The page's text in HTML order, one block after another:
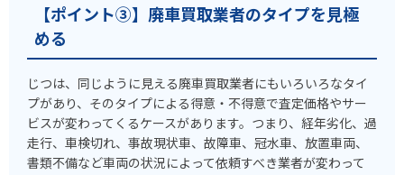
【ポイント③】廃車買取業者のタイプを見極
める
じつは、同じように見える廃車買取業者にもいろいろなタイ
プがあり、そのタイプによる得意・不得意で査定価格やサー
ビスが変わってくるケースがあります。つまり、経年劣化、過
走行、車検切れ、事故現状車、故障車、冠水車、放置車両、
書類不備など車両の状況によって依頼すべき業者が変わって